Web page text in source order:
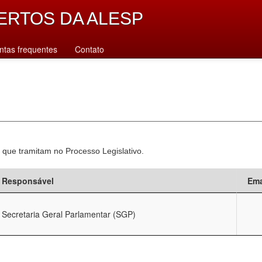
DA ALESP
frequentes Contato
tramitam no Processo Legislativo.
Responsável
Secretaria Geral Parlamentar (SGP)